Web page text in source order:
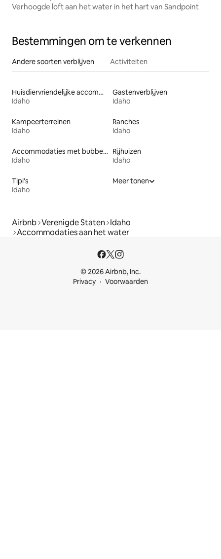
Verhoogde loft aan het water in het hart van Sandpoint
Bestemmingen om te verkennen
Andere soorten verblijven Activiteiten
Huisdiervriendelijke accommodaties
Idaho
Gastenverblijven
Idaho
Kampeerterreinen
Idaho
Ranches
Idaho
Accommodaties met bubbelbad
Idaho
Rijhuizen
Idaho
Tipi's
Idaho
Meer tonen
Airbnb Verenigde Staten Idaho
Accommodaties aan het water
© 2026 Airbnb, Inc.
Privacy
Voorwaarden